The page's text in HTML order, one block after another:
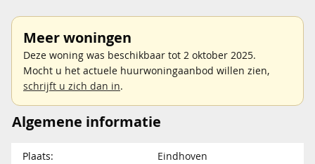
Meer woningen
Deze woning was beschikbaar tot 2 oktober 2025.
Mocht u het actuele huurwoningaanbod willen zien,
schrijft u zich dan in.
Algemene informatie
Plaats:
Eindhoven